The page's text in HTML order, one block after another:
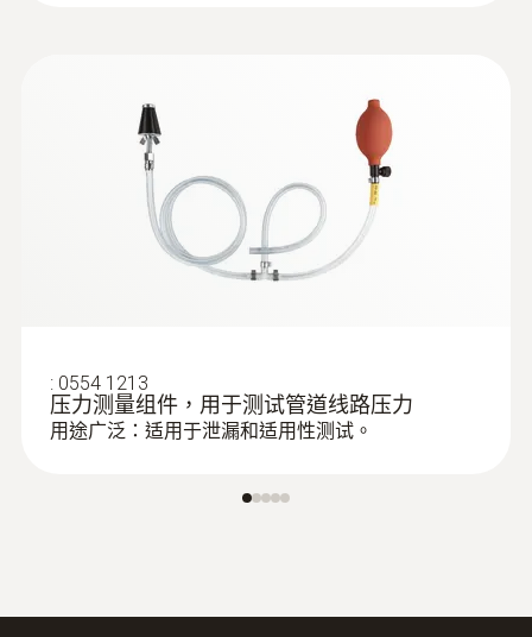
:0600 9740
径6 mm，耐温500 °C
: 0554 1213
压力测量组件，用于测试管道线路压力
用途广泛：适用于泄漏和适用性测试。